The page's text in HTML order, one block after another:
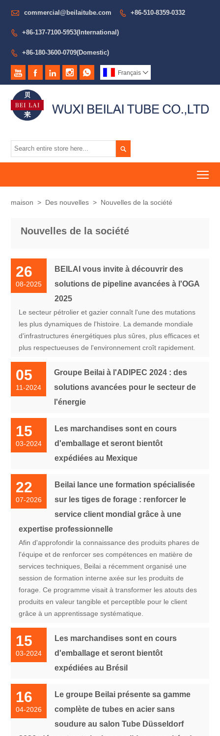
 commercial@beilaitube.com  +86-510-8359-0332
 +86-137-7100-5953(International)
 +86-180-3600-0709(Domestic)
     Français 

maison > Des nouvelles > Nouvelles de la société
Nouvelles de la société
26
08-2025
BEILAI vous invite à découvrir des
solutions de pipeline avancées à l'OGA
2025
Le secteur pétrolier et gazier connaît l'une des mutations
les plus dynamiques de l'histoire. La demande mondiale
d'infrastructures énergétiques plus sûres, plus efficaces et
plus respectueuses de l'environnement croît rapidement.
05
11-2024
Groupe Beilai à l'ADIPEC 2024 : des
solutions avancées pour le secteur de
l'énergie
15
03-2024
Les marchandises sont en cours
d'emballage et seront bientôt
expédiées au Mexique
22
07-2026
Beilai lance une formation spécialisée
sur les tiges de forage : renforcer le
service client mondial grâce à une
expertise professionnelle
Afin d'approfondir la connaissance des produits phares de
l'équipe et de renforcer ses compétences en matière de
services techniques, Beilai a récemment organisé une
session de formation interne axée sur les produits de
forage. Ce programme visait à transformer les atouts des
produits en valeur tangible et perceptible pour le client
grâce à un apprentissage systématique.
15
03-2024
Les marchandises sont en cours
d'emballage et seront bientôt
expédiées au Brésil
16
04-2026
Le groupe Beilai présente sa gamme
complète de tubes en acier sans
soudure au salon Tube Düsseldorf